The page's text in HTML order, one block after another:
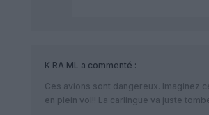
K RA ML a commenté :
Ces avions sont dangereux. Imaginez
en plein vol!! La carlingue va juste